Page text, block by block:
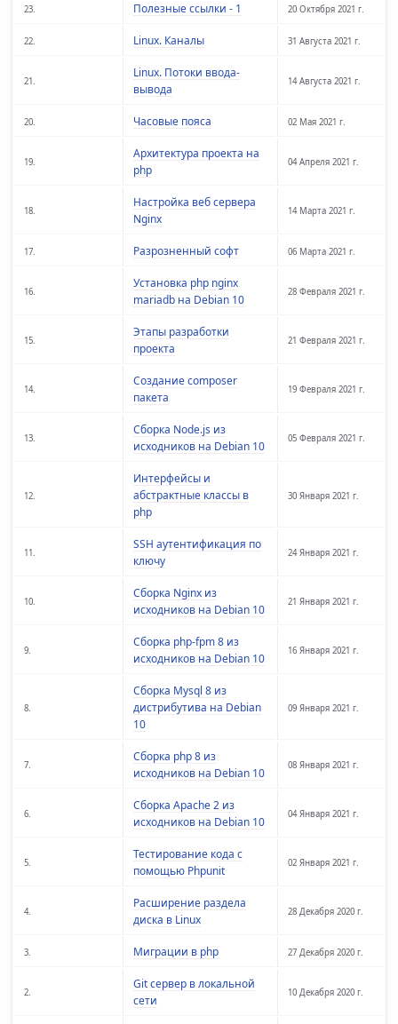
23. Полезные ссылки - 1 20 Октября 2021 г.
22. Linux. Каналы 31 Августа 2021 г.
21.
Linux. Потоки ввода-
вывода
14 Августа 2021 г.
20. Часовые пояса 02 Мая 2021 г.
19.
Архитектура проекта на
php
04 Апреля 2021 г.
18.
Настройка веб сервера
Nginx
14 Марта 2021 г.
17. Разрозненный софт 06 Марта 2021 г.
16.
Установка php nginx
mariadb на Debian 10
28 Февраля 2021 г.
15.
Этапы разработки
проекта
21 Февраля 2021 г.
14.
Создание composer
пакета
19 Февраля 2021 г.
13.
Сборка Node.js из
исходников на Debian 10
05 Февраля 2021 г.
12.
Интерфейсы и
абстрактные классы в
php
30 Января 2021 г.
11.
SSH аутентификация по
ключу
24 Января 2021 г.
10.
Сборка Nginx из
исходников на Debian 10
21 Января 2021 г.
9.
Сборка php-fpm 8 из
исходников на Debian 10
16 Января 2021 г.
8.
Сборка Mysql 8 из
дистрибутива на Debian
10
09 Января 2021 г.
7.
Сборка php 8 из
исходников на Debian 10
08 Января 2021 г.
6.
Сборка Apache 2 из
исходников на Debian 10
04 Января 2021 г.
5.
Тестирование кода с
помощью Phpunit
02 Января 2021 г.
4.
Расширение раздела
диска в Linux
28 Декабря 2020 г.
3. Миграции в php 27 Декабря 2020 г.
2.
Git сервер в локальной
сети
10 Декабря 2020 г.